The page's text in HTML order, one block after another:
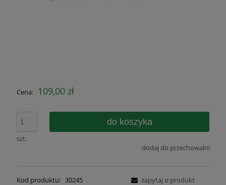
Cena: 109,00 zł
szt.
do koszyka
dodaj do przechowalni
Kod produktu: 30245
zapytaj o produkt